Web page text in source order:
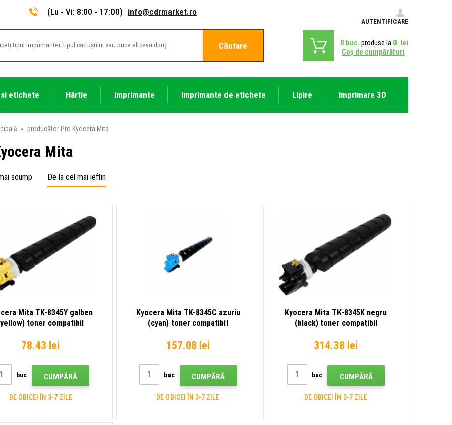
(Lu - Vi: 8:00 - 17:00) info@cdrmarket.ro
AUTENTIFICARE
Căutare 0 buc. produse la 0 lei
Coş de cumpărături
etichete Hârtie Imprimante Imprimante de etichete Lipire Imprimare 3D
» producător Pro Kyocera Mita
Mita
scump De la cel mai ieftin
Mita TK-8345Y galben
toner compatibil
78.43 lei
buc CUMPĂRĂ
DE OBICEI ÎN 3-7 ZILE
Kyocera Mita TK-8345C azuriu
(cyan) toner compatibil
157.08 lei
buc CUMPĂRĂ
DE OBICEI ÎN 3-7 ZILE
Kyocera Mita TK-8345K negru
(black) toner compatibil
314.38 lei
buc CUMPĂRĂ
DE OBICEI ÎN 3-7 ZILE